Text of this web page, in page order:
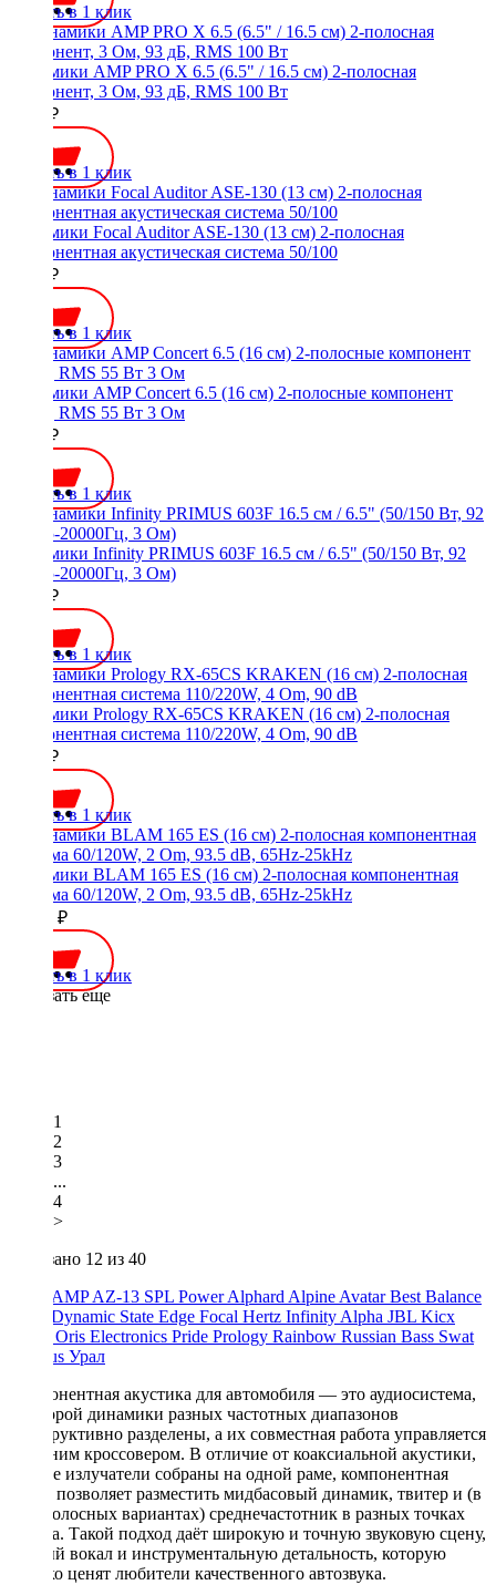
Купить в 1 клик
Динамики AMP PRO X 6.5 (6.5" / 16.5 см) 2-полосная
компонент, 3 Ом, 93 дБ, RMS 100 Вт
6850 ₽
Купить в 1 клик
Динамики Focal Auditor ASE-130 (13 см) 2-полосная
компонентная акустическая система 50/100
8800 ₽
Купить в 1 клик
Динамики AMP Concert 6.5 (16 см) 2-полосные компонент
(2шт), RMS 55 Вт 3 Ом
5100 ₽
Купить в 1 клик
Динамики Infinity PRIMUS 603F 16.5 см / 6.5" (50/150 Вт, 92
дБ, 55-20000Гц, 3 Ом)
7200 ₽
Купить в 1 клик
Динамики Prology RX-65CS KRAKEN (16 см) 2-полосная
компонентная система 110/220W, 4 Om, 90 dB
4500 ₽
Купить в 1 клик
Динамики BLAM 165 ES (16 см) 2-полосная компонентная
система 60/120W, 2 Om, 93.5 dB, 65Hz-25kHz
14990 ₽
Купить в 1 клик
Показать еще
1
2
3
...
4
>
Показано 12 из 40
AMP AZ-13 SPL Power Alphard Alpine Avatar Best Balance
Dynamic State Edge Focal Hertz Infinity Alpha JBL Kicx
Oris Electronics Pride Prology Rainbow Russian Bass Swat
Xcelsus Урал
Компонентная акустика для автомобиля — это аудиосистема,
в которой динамики разных частотных диапазонов
конструктивно разделены, а их совместная работа управляется
внешним кроссовером. В отличие от коаксиальной акустики,
где все излучатели собраны на одной раме, компонентная
схема позволяет разместить мидбасовый динамик, твитер и (в
трёхполосных вариантах) среднечастотник в разных точках
салона. Такой подход даёт широкую и точную звуковую сцену,
чистый вокал и инструментальную детальность, которую
высоко ценят любители качественного автозвука.